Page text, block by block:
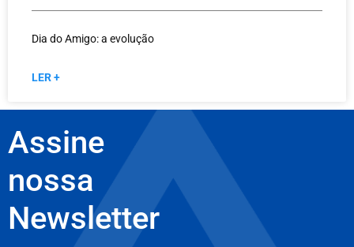
Dia do Amigo: a evolução
LER +
Assine
nossa
Newsletter